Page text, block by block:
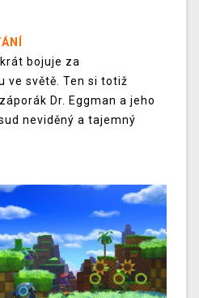
bojuje za
ve světě. Ten si totiž
Dr. Eggman a jeho
neviděný a tajemný